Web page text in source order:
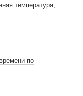
температура,
по